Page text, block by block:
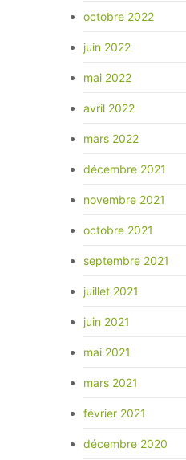
octobre 2022
juin 2022
mai 2022
avril 2022
mars 2022
décembre 2021
novembre 2021
octobre 2021
septembre 2021
juillet 2021
juin 2021
mai 2021
mars 2021
février 2021
décembre 2020